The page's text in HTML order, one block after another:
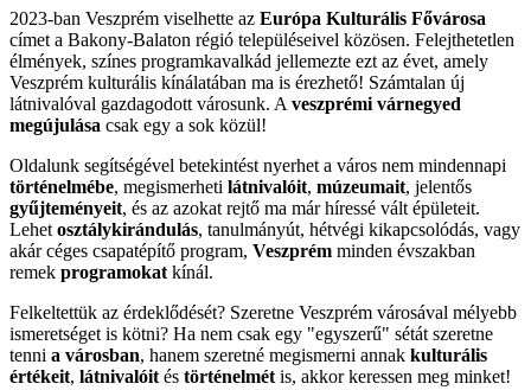
2023-ban Veszprém viselhette az Európa Kulturális Fővárosa
címet a Bakony-Balaton régió településeivel közösen. Felejthetetlen
élmények, színes programkavalkád jellemezte ezt az évet, amely
Veszprém kulturális kínálatában ma is érezhető! Számtalan új
látnivalóval gazdagodott városunk. A veszprémi várnegyed
megújulása csak egy a sok közül!
Oldalunk segítségével betekintést nyerhet a város nem mindennapi
történelmébe, megismerheti látnivalóit, múzeumait, jelentős
gyűjteményeit, és az azokat rejtő ma már híressé vált épületeit.
Lehet osztálykirándulás, tanulmányút, hétvégi kikapcsolódás, vagy
akár céges csapatépítő program, Veszprém minden évszakban
remek programokat kínál.
Felkeltettük az érdeklődését? Szeretne Veszprém városával mélyebb
ismeretséget is kötni? Ha nem csak egy "egyszerű" sétát szeretne
tenni a városban, hanem szeretné megismerni annak kulturális
értékeit, látnivalóit és történelmét is, akkor keressen meg minket!